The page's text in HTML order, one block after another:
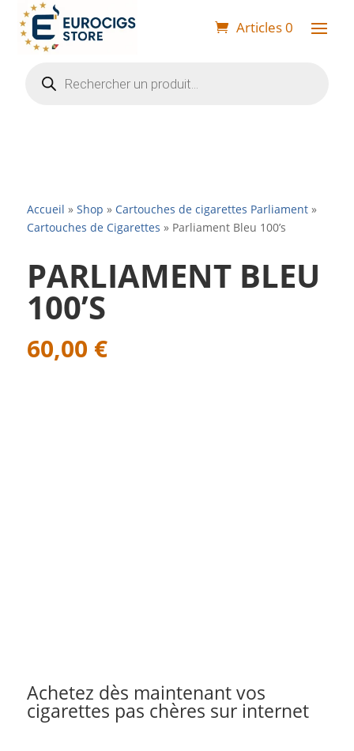
Articles 0
produits
Accueil » Shop » Cartouches de cigarettes Parliament»
Cartouches de Cigarettes » Parliament Bleu 100’s
PARLIAMENT BLEU
100’S
60,00 €
Achetez dès maintenant vos
cigarettes pas chères sur internet